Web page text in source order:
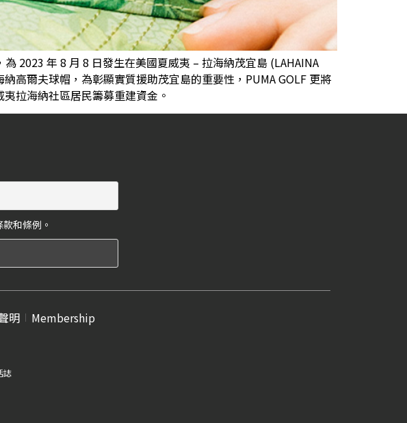
2023 年 8 月 8 日發生在美國夏威夷 – 拉海納茂宜島 (LAHAINA
高爾夫球帽，為彰顯實質援助茂宜島的重要性，PUMA GOLF 更將
拉海納社區居民籌募重建資金。
和條例。
明 Membership
誌